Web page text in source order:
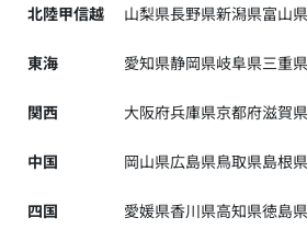
北陸甲信越 山梨県長野県新潟県富山県
東海 愛知県静岡県岐阜県三重県
関西 大阪府兵庫県京都府滋賀県
中国 岡山県広島県鳥取県島根県
四国 愛媛県香川県高知県徳島県